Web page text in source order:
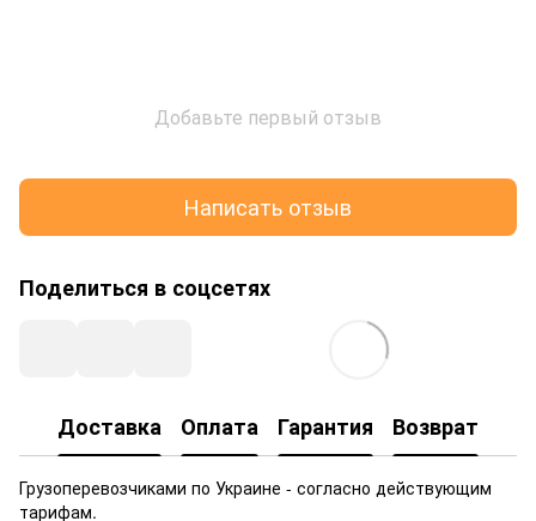
Добавьте первый отзыв
Написать отзыв
Поделиться в соцсетях
Доставка Оплата Гарантия Возврат
Грузоперевозчиками по Украине - согласно действующим
тарифам.